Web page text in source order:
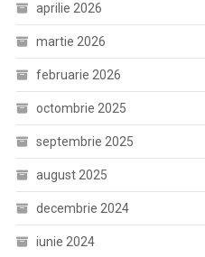
aprilie 2026
martie 2026
februarie 2026
octombrie 2025
septembrie 2025
august 2025
decembrie 2024
iunie 2024